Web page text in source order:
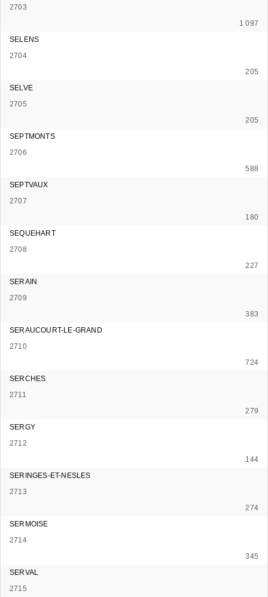
2703
1 097
SELENS
2704
205
SELVE
2705
205
SEPTMONTS
2706
588
SEPTVAUX
2707
180
SEQUEHART
2708
227
SERAIN
2709
383
SERAUCOURT-LE-GRAND
2710
724
SERCHES
2711
279
SERGY
2712
144
SERINGES-ET-NESLES
2713
274
SERMOISE
2714
345
SERVAL
2715